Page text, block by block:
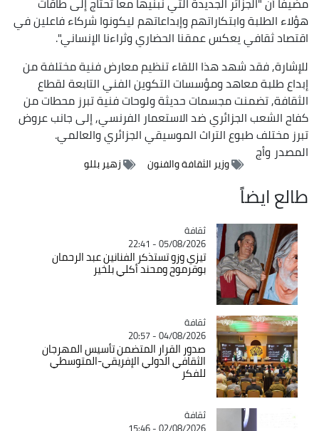
هؤلاء الطلبة وابتكاراتهم وإبداعاتهم ليكونوا شركاء فاعلين في
اقتصاد ثقافي يعكس عمقنا الحضاري وثراءنا الإنساني".
للإشارة, فقد شهد هذا اللقاء تنظيم معارض فنية مختلفة من
إبداع طلبة معاهد ومؤسسات التكوين الفني التابعة لقطاع
الثقافة, تضمنت مجسمات حديثة ولوحات فنية تبرز محطات من
كفاح الشعب الجزائري ضد الاستعمار الفرنسي, إلى جانب عروض
تبرز مختلف طبوع التراث الموسيقي الجزائري والعالمي.
المصدروأج
وزير الثقافة والفنون زهير بللو
طالع ايضاً
Catégorie
ثقافة
05/08/2026 - 22:41
تيزي وزو تستذكر الفنانين عبد الرحمان
بوقرموح ومحند أكلي بلخير
Catégorie
ثقافة
04/08/2026 - 20:57
صدور القرار المتضمن تأسيس المهرجان
الثقافي الدولي الإفريقي-المتوسطي
للفكر
Catégorie
ثقافة